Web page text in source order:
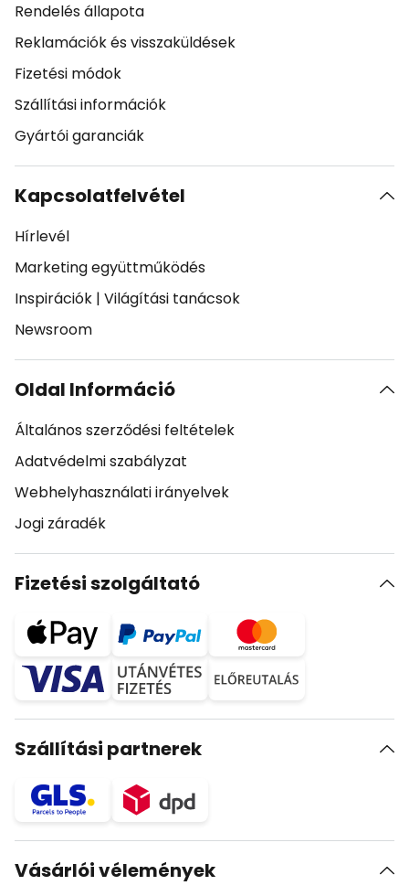
Rendelés állapota
Reklamációk és visszaküldések
Fizetési módok
Szállítási információk
Gyártói garanciák
Kapcsolatfelvétel
Hírlevél
Marketing együttműködés
Inspirációk | Világítási tanácsok
Newsroom
Oldal Információ
Általános szerződési feltételek
Adatvédelmi szabályzat
Webhelyhasználati irányelvek
Jogi záradék
Fizetési szolgáltató
Szállítási partnerek
Vásárlói vélemények